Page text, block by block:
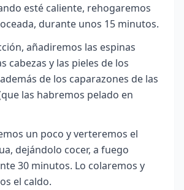
esté caliente, rehogaremos
durante unos 15 minutos.
añadiremos las espinas
cabezas y las pieles de los
de los caparazones de las
las habremos pelado en
un poco y verteremos el
dejándolo cocer, a fuego
30 minutos. Lo colaremos y
el caldo.